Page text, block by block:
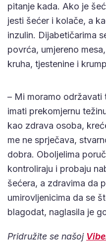
pitanje kada. Ako je
jesti šećer i kolače, a
inzulin. Dijabetičarima
povrća, umjereno
kruha, tjestenine i
– Mi moramo održavati
imati prekomjernu
kao zdrava osoba,
me ne sprječava,
dobra. Oboljelima
kontroliraju i probaju
šećera, a zdravima da
umirovljenicima da se
blagodat, naglasila je
Pridružite se našoj